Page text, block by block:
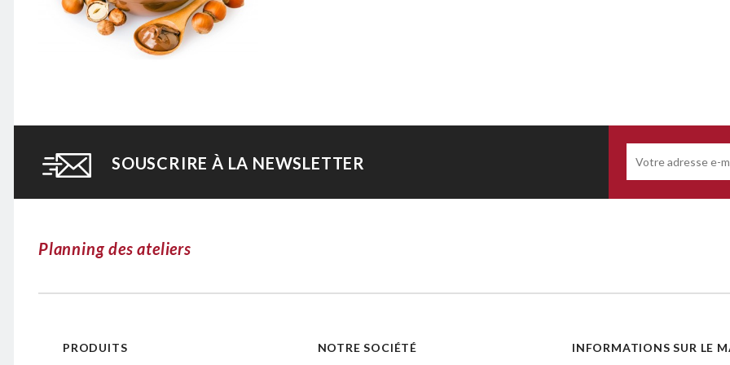
SOUSCRIRE À LA NEWSLETTER
Planning des ateliers
PRODUITS NOTRE SOCIÉTÉ INFORMATIONS SUR LE